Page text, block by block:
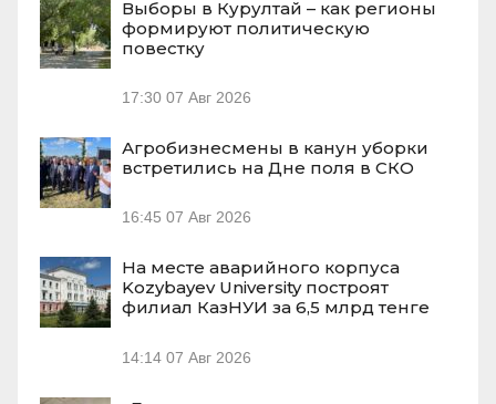
Выборы в Курултай – как регионы
формируют политическую
повестку
17:30 07 Авг 2026
Агробизнесмены в канун уборки
встретились на Дне поля в СКО
16:45 07 Авг 2026
На месте аварийного корпуса
Kozybayev University построят
филиал КазНУИ за 6,5 млрд тенге
14:14 07 Авг 2026